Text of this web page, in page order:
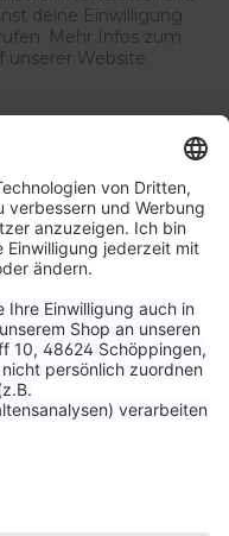
deine Einwilligung
Mehr Infos zum
Website.